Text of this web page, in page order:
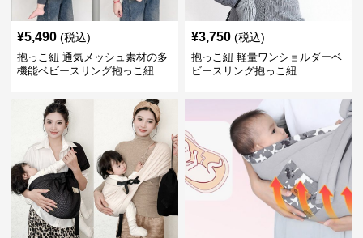
¥5,490 (税込)
抱っこ紐 通気メッシュ素材の多
機能ベビースリング抱っこ紐
¥3,750 (税込)
抱っこ紐 軽量ワンショルダーベ
ビースリング抱っこ紐